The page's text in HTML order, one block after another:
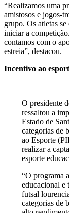
“Realizamos uma
amistosos e jogos-
grupo. Os atletas
iniciar a
contamos com o
estreia”, destacou.
Incentivo ao
O presidente
ressaltou a
Estado de
categorias de
ao Esporte
realizar a
esporte
“O programa
educacional e
futsal
categorias de